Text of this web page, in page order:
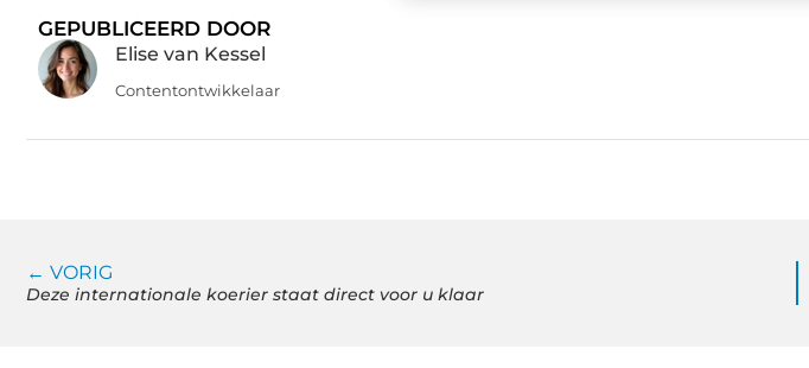
GEPUBLICEERD DOOR
Elise van Kessel
Contentontwikkelaar
← VORIG
Deze internationale koerier staat direct voor u klaar